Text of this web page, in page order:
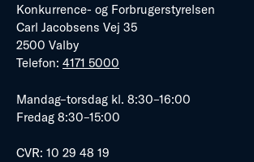
Konkurrence- og Forbrugerstyrelsen
Carl Jacobsens Vej 35
2500 Valby
Telefon: 4171 5000
Mandag–torsdag kl. 8:30–16:00
Fredag 8:30–15:00
CVR: 10 29 48 19